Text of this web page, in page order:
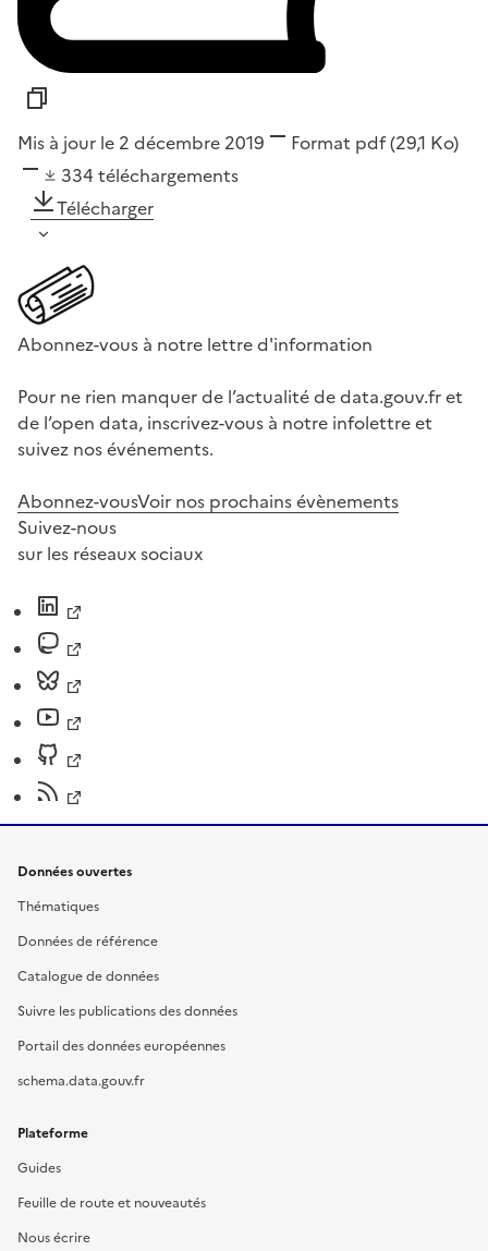
Mis à jour le 2 décembre 2019 Format pdf(29,1 Ko)
334 téléchargements
Télécharger
Abonnez-vous à notre lettre d'information
Pour ne rien manquer de l’actualité de data.gouv.fr et
de l’open data, inscrivez-vous à notre infolettre et
suivez nos événements.
Abonnez-vousVoir nos prochains évènements
Suivez-nous
sur les réseaux sociaux
Données ouvertes
Thématiques
Données de référence
Catalogue de données
Suivre les publications des données
Portail des données européennes
schema.data.gouv.fr
Plateforme
Guides
Feuille de route et nouveautés
Nous écrire